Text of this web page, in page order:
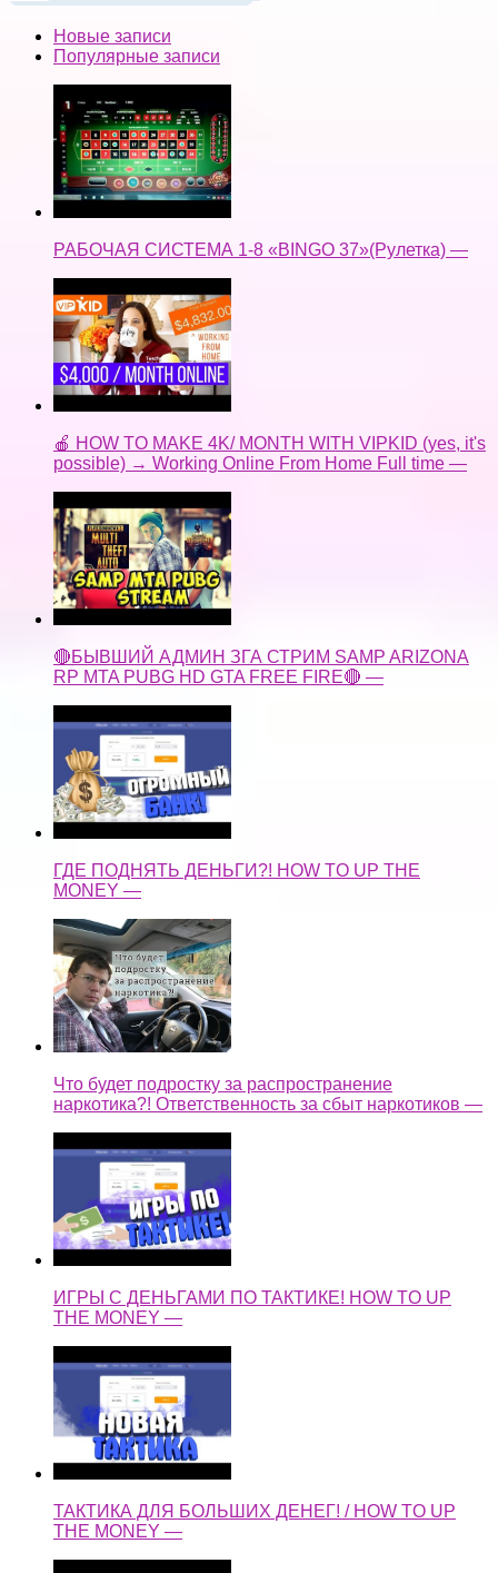
Новые записи
Популярные записи
РАБОЧАЯ СИСТЕМА 1-8 «BINGO 37»(Рулетка) —
🍎 HOW TO MAKE 4K/ MONTH WITH VIPKID (yes, it's
possible) → Working Online From Home Full time —
🔴БЫВШИЙ АДМИН ЗГА СТРИМ SAMP ARIZONA
RP MTA PUBG HD GTA FREE FIRE🔴 —
ГДЕ ПОДНЯТЬ ДЕНЬГИ?! HOW TO UP THE
MONEY —
Что будет подростку за распространение
наркотика?! Ответственность за сбыт наркотиков —
ИГРЫ С ДЕНЬГАМИ ПО ТАКТИКЕ! HOW TO UP
THE MONEY —
ТАКТИКА ДЛЯ БОЛЬШИХ ДЕНЕГ! / HOW TO UP
THE MONEY —